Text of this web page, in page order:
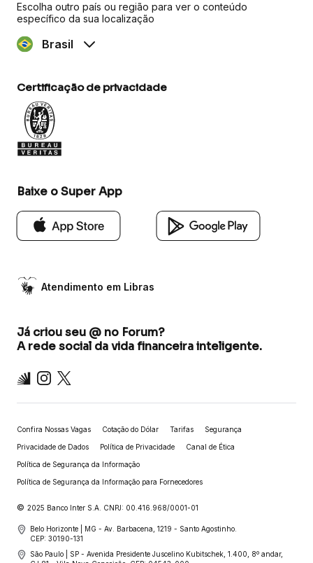
Escolha outro país ou região para ver o conteúdo
específico da sua localização
Brasil
Certificação de privacidade
Baixe o Super App
Atendimento em Libras
Já criou seu @ no Forum?
A rede social da vida financeira inteligente.
Inter Instagram
X
Confira Nossas Vagas Cotação do Dólar Tarifas Segurança
Privacidade de Dados Política de Privacidade Canal de Ética
Política de Segurança da Informação
Política de Segurança da Informação para Fornecedores
© 2025 Banco Inter S.A. CNPJ: 00.416.968/0001-01
Belo Horizonte | MG - Av. Barbacena, 1219 - Santo Agostinho.
CEP: 30190-131
São Paulo | SP - Avenida Presidente Juscelino Kubitschek, 1.400, 8º andar,